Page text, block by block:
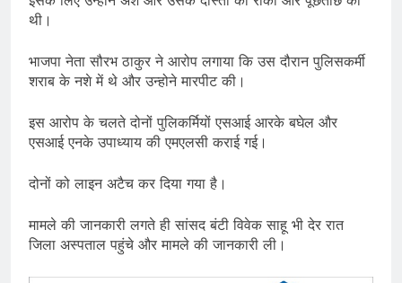
थी।
भाजपा नेता सौरभ ठाकुर ने आरोप लगाया कि उस दौरान पुलिसकर्मी
शराब के नशे में थे और उन्होने मारपीट की।
इस आरोप के चलते दोनों पुलिकर्मियों एसआई आरके बघेल और
एसआई एनके उपाध्याय की एमएलसी कराई गई।
दोनों को लाइन अटैच कर दिया गया है।
मामले की जानकारी लगते ही सांसद बंटी विवेक साहू भी देर रात
जिला अस्पताल पहुंचे और मामले की जानकारी ली।